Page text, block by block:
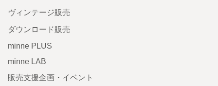
ヴィンテージ販売
ダウンロード販売
minne PLUS
minne LAB
販売支援企画・イベント